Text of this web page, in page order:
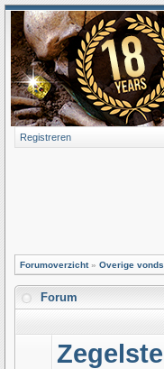
Registreren
Forumoverzicht» Overige
Forum